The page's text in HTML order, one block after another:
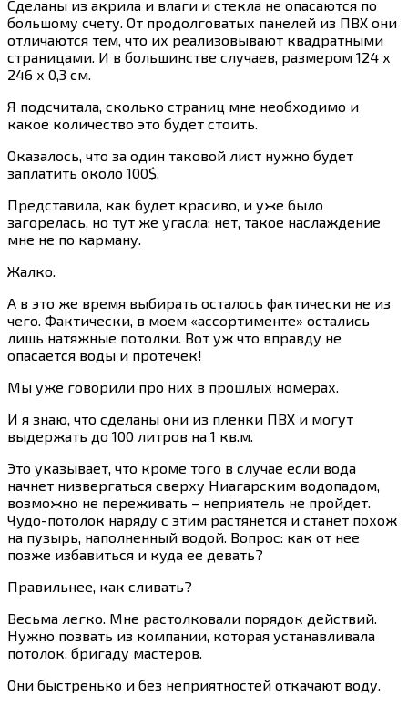
Сделаны из акрила и влаги и стекла не опасаются по
большому счету. От продолговатых панелей из ПВХ они
отличаются тем, что их реализовывают квадратными
страницами. И в большинстве случаев, размером 124 х
246 х 0,3 см.
Я подсчитала, сколько страниц мне необходимо и
какое количество это будет стоить.
Оказалось, что за один таковой лист нужно будет
заплатить около 100$.
Представила, как будет красиво, и уже было
загорелась, но тут же угасла: нет, такое наслаждение
мне не по карману.
Жалко.
А в это же время выбирать осталось фактически не из
чего. Фактически, в моем «ассортименте» остались
лишь натяжные потолки. Вот уж что вправду не
опасается воды и протечек!
Мы уже говорили про них в прошлых номерах.
И я знаю, что сделаны они из пленки ПВХ и могут
выдержать до 100 литров на 1 кв.м.
Это указывает, что кроме того в случае если вода
начнет низвергаться сверху Ниагарским водопадом,
возможно не переживать – неприятель не пройдет.
Чудо-потолок наряду с этим растянется и станет похож
на пузырь, наполненный водой. Вопрос: как от нее
позже избавиться и куда ее девать?
Правильнее, как сливать?
Весьма легко. Мне растолковали порядок действий.
Нужно позвать из компании, которая устанавливала
потолок, бригаду мастеров.
Они быстренько и без неприятностей откачают воду.